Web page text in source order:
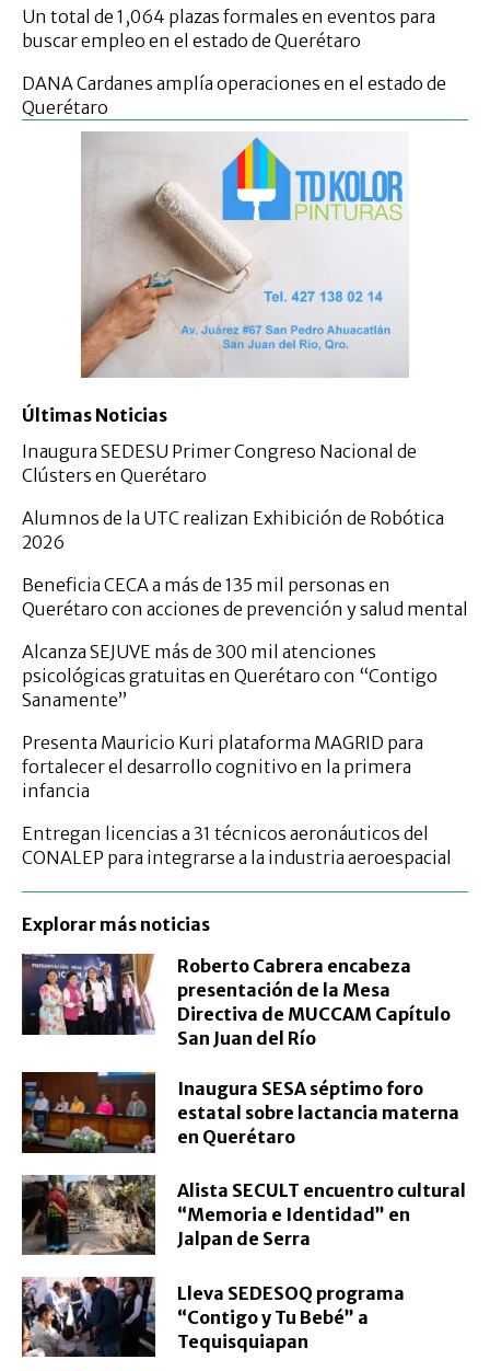
Un total de 1,064 plazas formales en eventos para
buscar empleo en el estado de Querétaro
DANA Cardanes amplía operaciones en el estado de
Querétaro
Últimas Noticias
Inaugura SEDESU Primer Congreso Nacional de
Clústers en Querétaro
Alumnos de la UTC realizan Exhibición de Robótica
2026
Beneficia CECA a más de 135 mil personas en
Querétaro con acciones de prevención y salud mental
Alcanza SEJUVE más de 300 mil atenciones
psicológicas gratuitas en Querétaro con “Contigo
Sanamente”
Presenta Mauricio Kuri plataforma MAGRID para
fortalecer el desarrollo cognitivo en la primera
infancia
Entregan licencias a 31 técnicos aeronáuticos del
CONALEP para integrarse a la industria aeroespacial
Explorar más noticias
Roberto Cabrera encabeza
presentación de la Mesa
Directiva de MUCCAM Capítulo
San Juan del Río
Inaugura SESA séptimo foro
estatal sobre lactancia materna
en Querétaro
Alista SECULT encuentro cultural
“Memoria e Identidad” en
Jalpan de Serra
Lleva SEDESOQ programa
“Contigo y Tu Bebé” a
Tequisquiapan